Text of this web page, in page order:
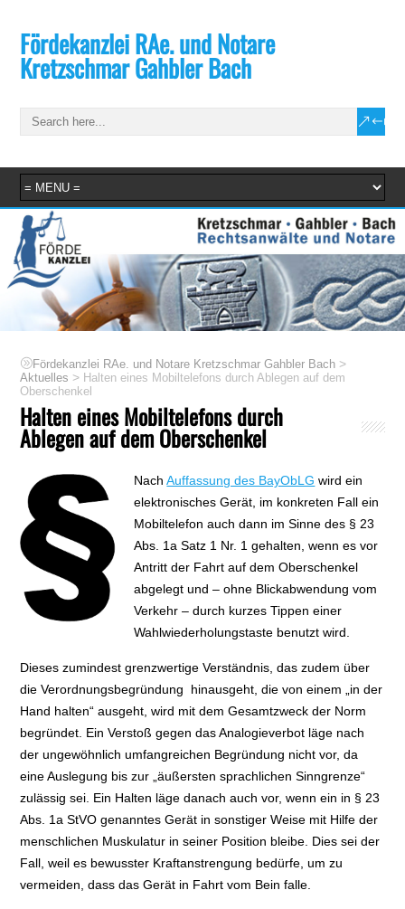
Fördekanzlei RAe. und Notare
Kretzschmar Gahbler Bach
Fördekanzlei RAe. und Notare Kretzschmar Gahbler Bach >
Aktuelles > Halten eines Mobiltelefons durch Ablegen auf dem
Oberschenkel
Halten eines Mobiltelefons durch
Ablegen auf dem Oberschenkel
NachAuffassung des BayObLG wird ein
elektronisches Gerät, im konkreten Fall ein
Mobiltelefon auch dann im Sinne des § 23
Abs. 1a Satz 1 Nr. 1 gehalten, wenn es vor
Antritt der Fahrt auf dem Oberschenkel
abgelegt und – ohne Blickabwendung vom
Verkehr – durch kurzes Tippen einer
Wahlwiederholungstaste benutzt wird.
Dieses zumindest grenzwertige Verständnis, das zudem über
die Verordnungsbegründung hinausgeht, die von einem „in der
Hand halten“ ausgeht, wird mit dem Gesamtzweck der Norm
begründet. Ein Verstoß gegen das Analogieverbot läge nach
der ungewöhnlich umfangreichen Begründung nicht vor, da
eine Auslegung bis zur „äußersten sprachlichen Sinngrenze“
zulässig sei. Ein Halten läge danach auch vor, wenn ein in § 23
Abs. 1a StVO genanntes Gerät in sonstiger Weise mit Hilfe der
menschlichen Muskulatur in seiner Position bleibe. Dies sei der
Fall, weil es bewusster Kraftanstrengung bedürfe, um zu
vermeiden, dass das Gerät in Fahrt vom Bein falle.